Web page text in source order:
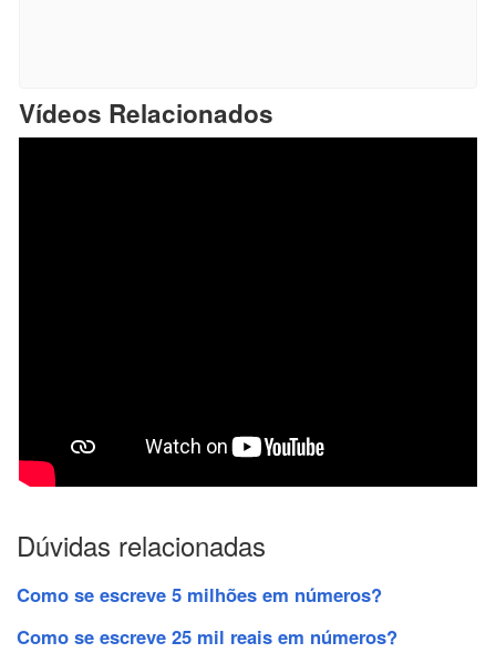
Vídeos Relacionados
Dúvidas relacionadas
Como se escreve 5 milhões em números?
Como se escreve 25 mil reais em números?